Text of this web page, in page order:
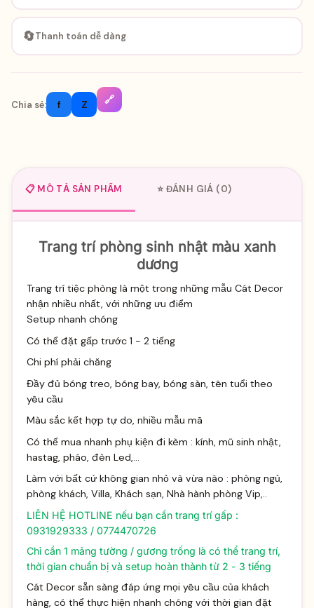
🔄Thanh toán dễ dàng
Chia sẻ: f Z 🔗
📋 MÔ TẢ SẢN PHẨM ⭐ ĐÁNH GIÁ (0)
Trang trí phòng sinh nhật màu xanh
dương
Trang trí tiệc phòng là một trong những mẫu Cát Decor
nhận nhiều nhất, với những ưu điểm
Setup nhanh chóng
Có thể đặt gấp trước 1 - 2 tiếng
Chi phí phải chăng
Đầy đủ bóng treo, bóng bay, bóng sàn, tên tuổi theo
yêu cầu
Màu sắc kết hợp tự do, nhiều mẫu mã
Có thể mua nhanh phụ kiện đi kèm : kính, mũ sinh nhật,
hastag, pháo, đèn Led,...
Làm với bất cứ không gian nhỏ và vừa nào : phòng ngủ,
phòng khách, Villa, Khách sạn, Nhà hành phòng Vip,..
LIÊN HỆ HOTLINE nếu bạn cần trang trí gấp :
0931929333 / 0774470726
Chỉ cần 1 mảng tường / gương trống là có thể trang trí,
thời gian chuẩn bị và setup hoàn thành từ 2 - 3 tiếng
Cát Decor sẵn sàng đáp ứng mọi yêu cầu của khách
hàng, có thể thực hiện nhanh chóng với thời gian đặt